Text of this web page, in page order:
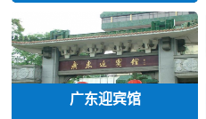
广东迎宾馆